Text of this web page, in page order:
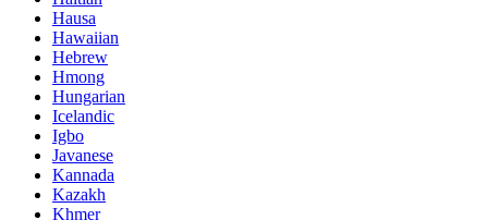
Hausa
Hawaiian
Hebrew
Hmong
Hungarian
Icelandic
Igbo
Javanese
Kannada
Kazakh
Khmer